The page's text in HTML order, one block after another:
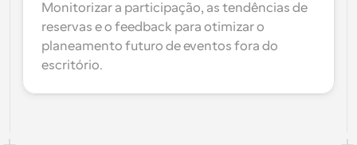
Monitorizar a participação, as tendências de
reservas e o feedback para otimizar o
planeamento futuro de eventos fora do
escritório.